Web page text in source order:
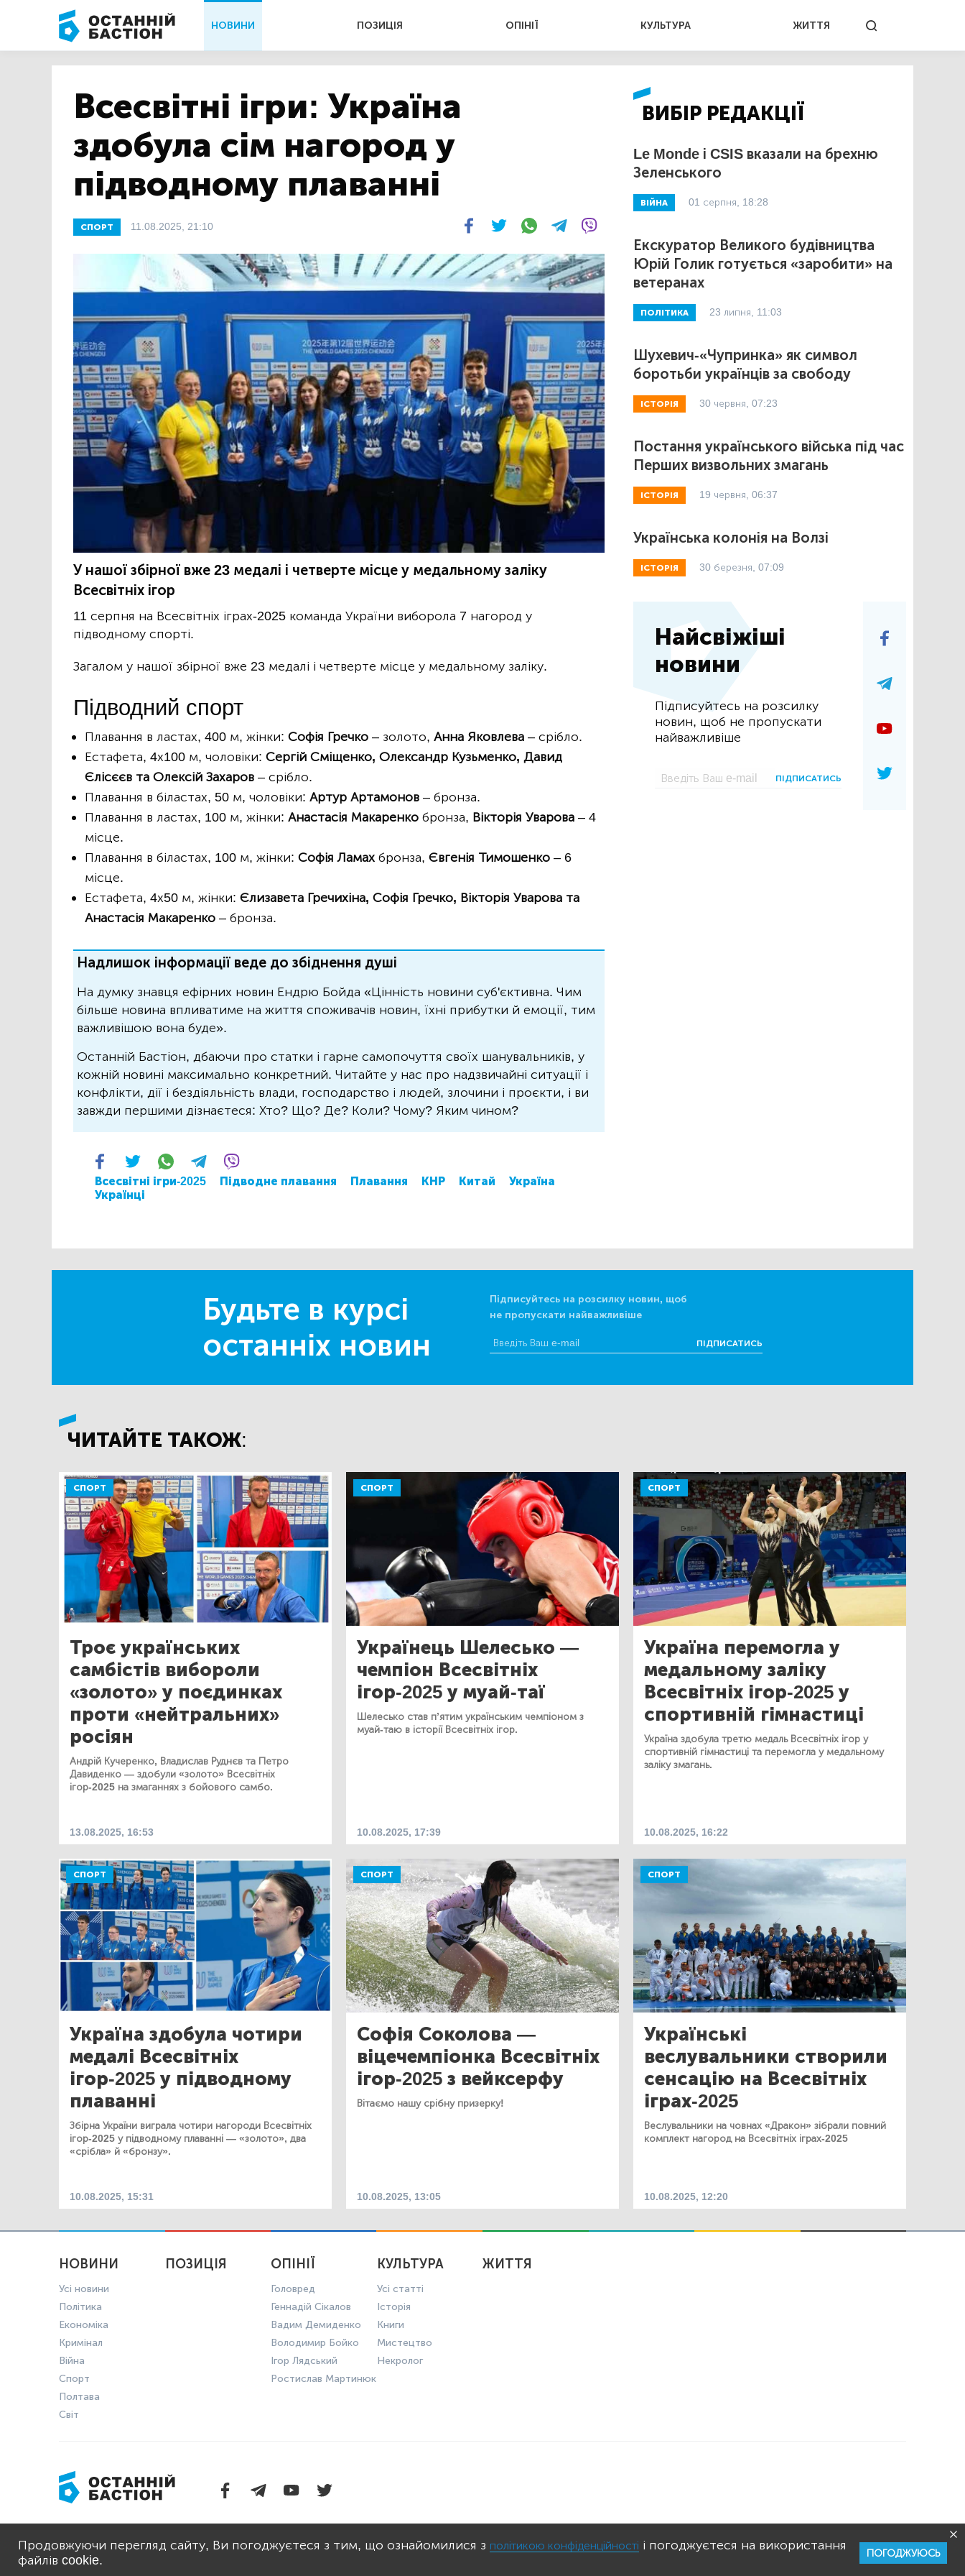
НОВИНИ ПОЗИЦІЯ ОПІНІЇ КУЛЬТУРА ЖИТТЯ
Всесвітні ігри: Україна
здобула сім нагород у
підводному плаванні
СПОРТ 11.08.2025, 21:10
У нашої збірної вже 23 медалі і четверте місце у медальному заліку
Всесвітніх ігор
11 серпня на Всесвітніх іграх-2025 команда України виборола 7 нагород у
підводному спорті.
Загалом у нашої збірної вже 23 медалі і четверте місце у медальному заліку.
Підводний спорт
Плавання в ластах, 400 м, жінки: Софія Гречко – золото, Анна Яковлева – срібло.
Естафета, 4х100 м, чоловіки: Сергій Сміщенко, Олександр Кузьменко, Давид
Єлісєєв та Олексій Захаров – срібло.
Плавання в біластах, 50 м, чоловіки: Артур Артамонов – бронза.
Плавання в ластах, 100 м, жінки: Анастасія Макаренко бронза, Вікторія Уварова – 4
місце.
Плавання в біластах, 100 м, жінки: Софія Ламахбронза, Євгенія Тимошенко – 6
місце.
Естафета, 4х50 м, жінки: Єлизавета Гречихіна, Софія Гречко, Вікторія Уварова та
Анастасія Макаренко – бронза.
Надлишок інформації веде до збіднення душі
На думку знавця ефірних новин Ендрю Бойда «Цінність новини суб'єктивна. Чим
більше новина впливатиме на життя споживачів новин, їхні прибутки й емоції, тим
важливішою вона буде».
Останній Бастіон, дбаючи про статки і гарне самопочуття своїх шанувальників, у
кожній новині максимально конкретний. Читайте у нас про надзвичайні ситуації і
конфлікти, дії і бездіяльність влади, господарство і людей, злочини і проєкти, і ви
завжди першими дізнаєтеся: Хто? Що? Де? Коли? Чому? Яким чином?
Всесвітні ігри-2025 Підводне плавання Плавання КНР Китай
Україна
Українці
ВИБІР РЕДАКЦІЇ
Le Monde і CSIS вказали на брехню
Зеленського
ВІЙНА 01 серпня, 18:28
Екскуратор Великого будівництва
Юрій Голик готується «заробити» на
ветеранах
ПОЛІТИКА 23 липня, 11:03
Шухевич-«Чупринка» як символ
боротьби українців за свободу
ІСТОРІЯ 30 червня, 07:23
Постання українського війська під час
Перших визвольних змагань
ІСТОРІЯ 19 червня, 06:37
Українська колонія на Волзі
ІСТОРІЯ 30 березня, 07:09
Найсвіжіші
новини
Підписуйтесь на розсилку
новин, щоб не пропускати
найважливіше
ПІДПИСАТИСЬ
Будьте в курсі
останніх новин
Підписуйтесь на розсилку новин, щоб
не пропускати найважливіше
ПІДПИСАТИСЬ
ЧИТАЙТЕ ТАКОЖ:
СПОРТ
Троє українських
самбістів вибороли
«золото» у поєдинках
проти «нейтральних»
росіян
Андрій Кучеренко, Владислав Руднєв та Петро
Давиденко — здобули «золото» Всесвітніх
ігор-2025 на змаганнях з бойового самбо.
13.08.2025, 16:53
СПОРТ
Українець Шелесько —
чемпіон Всесвітніх
ігор-2025 у муай-таї
Шелесько став п’ятим українським чемпіоном з
муай-таю в історії Всесвітніх ігор.
10.08.2025, 17:39
СПОРТ
Україна перемогла у
медальному заліку
Всесвітніх ігор-2025 у
спортивній гімнастиці
Україна здобула третю медаль Всесвітніх ігор у
спортивній гімнастиці та перемогла у медальному
заліку змагань.
10.08.2025, 16:22
СПОРТ
Україна здобула чотири
медалі Всесвітніх
ігор-2025 у підводному
плаванні
Збірна України виграла чотири нагороди Всесвітніх
ігор-2025 у підводному плаванні — «золото», два
«срібла» й «бронзу».
10.08.2025, 15:31
СПОРТ
Софія Соколова —
віцечемпіонка Всесвітніх
ігор-2025 з вейксерфу
Вітаємо нашу срібну призерку!
10.08.2025, 13:05
СПОРТ
Українські
веслувальники створили
сенсацію на Всесвітніх
іграх-2025
Веслувальники на човнах «Дракон» зібрали повний
комплект нагород на Всесвітніх іграх-2025
10.08.2025, 12:20
НОВИНИ
Усі новини
Політика
Економіка
Кримінал
Війна
Спорт
Полтава
Світ
ПОЗИЦІЯ ОПІНІЇ
Головред
Геннадій Сікалов
Вадим Демиденко
Володимир Бойко
Ігор Лядський
Ростислав Мартинюк
КУЛЬТУРА
Усі статті
Історія
Книги
Мистецтво
Некролог
ЖИТТЯ
ПОЛІТИКА КОНФІДЕНЦІЙНОСТІ ПРАВИЛА КОРИСТУВАННЯ
Продовжуючи перегляд сайту, Ви погоджуєтеся з тим, що ознайомилися з політикою конфіденційності і погоджуєтеся на використання
файлів cookie.
ПОГОДЖУЮСЬ